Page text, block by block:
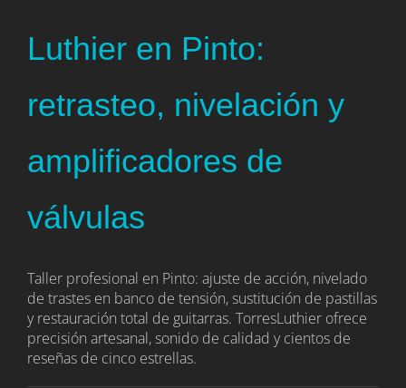
Luthier en Pinto:
retrasteo, nivelación y
amplificadores de
válvulas
Taller profesional en Pinto: ajuste de acción, nivelado
de trastes en banco de tensión, sustitución de pastillas
y restauración total de guitarras. TorresLuthier ofrece
precisión artesanal, sonido de calidad y cientos de
reseñas de cinco estrellas.